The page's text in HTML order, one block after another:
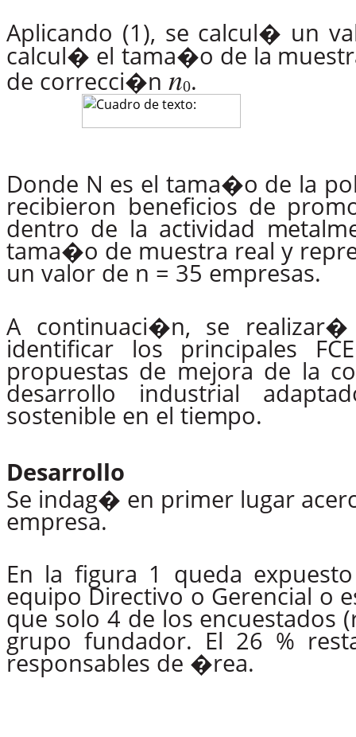
Aplicando (1), se calcul� un
calcul� el tama�o de la
de correcci�n 𝑛0.
Donde N es el tama�o de la
recibieron beneficios de
dentro de la actividad
tama�o de muestra real y
un valor de n = 35 empresas.
A continuaci�n, se realizar�
identificar los principales
propuestas de mejora de la
desarrollo industrial
sostenible en el tiempo.
Desarrollo
Se indag� en primer lugar
empresa.
En la figura 1 queda
equipo Directivo o Gerencial o
que solo 4 de los encuestados
grupo fundador. El 26 %
responsables de �rea.